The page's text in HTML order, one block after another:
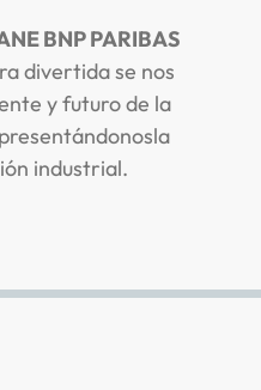
BNP PARIBAS
divertida se nos
y futuro de la
presentándonosla
industrial.